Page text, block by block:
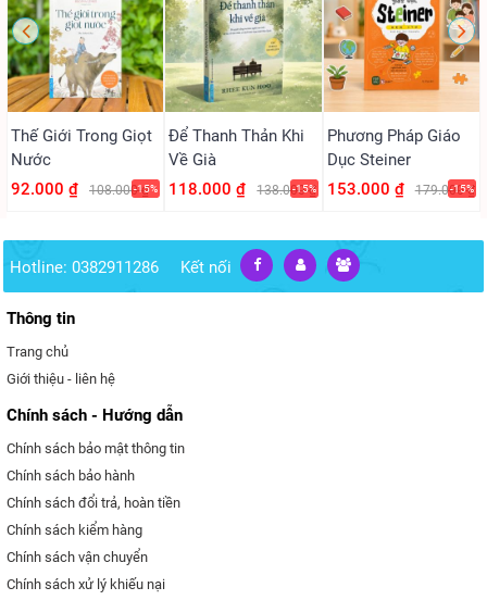
Thế Giới Trong Giọt
Nước
92.000 ₫
108.000 ₫
-15%
Để Thanh Thản Khi
Về Già
118.000 ₫
138.000 ₫
-15%
Phương Pháp Giáo
Dục Steiner
153.000 ₫
179.000 ₫
-15%
Hotline: 0382911286 Kết nối
Thông tin
Trang chủ
Giới thiệu - liên hệ
Chính sách - Hướng dẫn
Chính sách bảo mật thông tin
Chính sách bảo hành
Chính sách đổi trả, hoàn tiền
Chính sách kiểm hàng
Chính sách vận chuyển
Chính sách xử lý khiếu nại